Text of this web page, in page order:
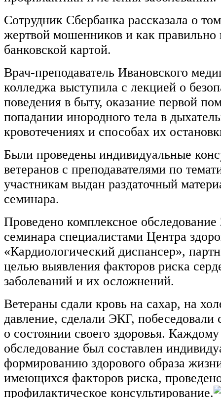
Сотрудник Сбербанка рассказала о
жертвой мошенников и как правильно
банковской картой.
Врач-преподаватель Ивановского
колледжа выступила с лекцией о
поведения в быту, оказание первой
попадании инородного тела в
кровотечениях и способах их
Были проведены индивидуальные
ветеранов с преподавателями по
участникам выдан раздаточный
семинара.
Проведено комплексное
семинара специалистами Центра
«Кардиологический диспансер»,
целью выявления факторов риска
заболеваний и их осложнений.
Ветераны сдали кровь на сахар, на
давление, сделали ЭКГ, побеседовали
о состоянии своего здоровья.
обследование был составлен
формированию здорового образа
имеющихся факторов риска,
профилактическое консультирование.